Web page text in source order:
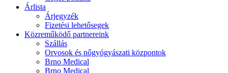
Árlista
Árjegyzék
Fizetési lehetősegek
Közreműködő partnereink
Szállás
Orvosok és nőgyógyászati központok
Brno Medical
Brno Medical